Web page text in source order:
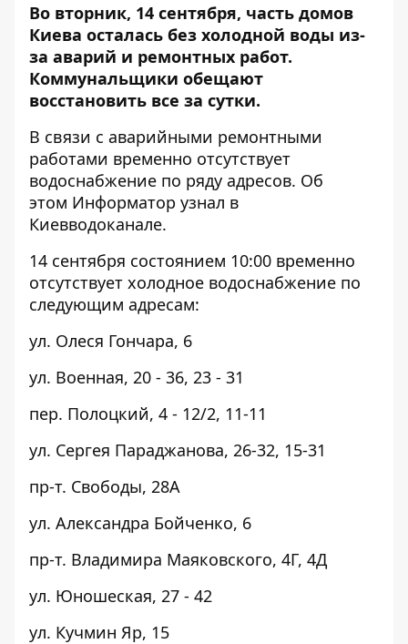
Во вторник, 14 сентября, часть домов
Киева осталась без холодной воды из-
за аварий и ремонтных работ.
Коммунальщики обещают
восстановить все за сутки.
В связи с аварийными ремонтными
работами временно отсутствует
водоснабжение по ряду адресов. Об
этом Информатор узнал в
Киевводоканале.
14 сентября состоянием 10:00 временно
отсутствует холодное водоснабжение по
следующим адресам:
ул. Олеся Гончара, 6
ул. Военная, 20 - 36, 23 - 31
пер. Полоцкий, 4 - 12/2, 11-11
ул. Сергея Параджанова, 26-32, 15-31
пр-т. Свободы, 28А
ул. Александра Бойченко, 6
пр-т. Владимира Маяковского, 4Г, 4Д
ул. Юношеская, 27 - 42
ул. Кучмин Яр, 15